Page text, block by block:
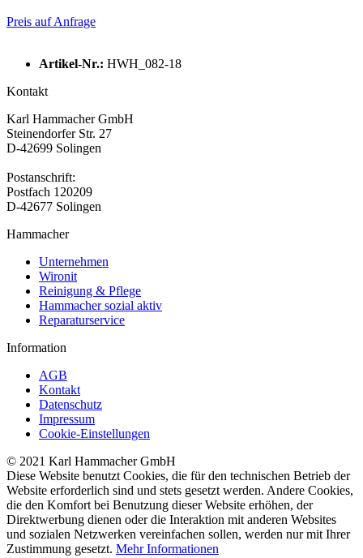
Preis auf Anfrage
Artikel-Nr.: HWH_082-18
Kontakt
Karl Hammacher GmbH
Steinendorfer Str. 27
D-42699 Solingen
Postanschrift:
Postfach 120209
D-42677 Solingen
Hammacher
Unternehmen
Wironit
Reinigung & Pflege
Hammacher sozial aktiv
Reparaturservice
Information
AGB
Kontakt
Datenschutz
Impressum
Cookie-Einstellungen
© 2021 Karl Hammacher GmbH
Diese Website benutzt Cookies, die für den technischen Betrieb der
Website erforderlich sind und stets gesetzt werden. Andere Cookies,
die den Komfort bei Benutzung dieser Website erhöhen, der
Direktwerbung dienen oder die Interaktion mit anderen Websites
und sozialen Netzwerken vereinfachen sollen, werden nur mit Ihrer
Zustimmung gesetzt. Mehr Informationen